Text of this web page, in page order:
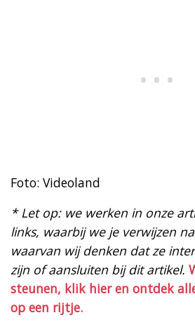
Foto: Videoland
* Let op: we werken in onze
links, waarbij we je verwijzen
waarvan wij denken dat ze
zijn of aansluiten bij dit artikel.
steunen, klik hier en ontdek
op een rijtje.